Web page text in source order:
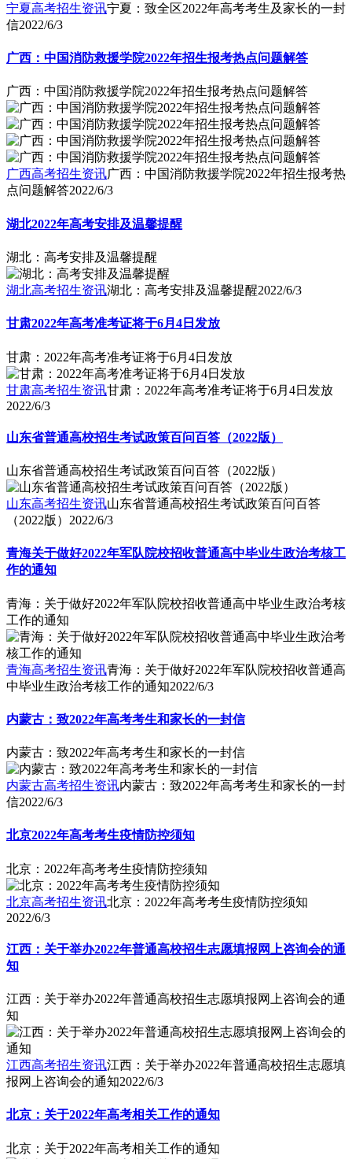
宁夏高考招生资讯宁夏：致全区2022年高考考生及家长的一封
信2022/6/3
广西：中国消防救援学院2022年招生报考热点问题解答
广西：中国消防救援学院2022年招生报考热点问题解答
广西高考招生资讯广西：中国消防救援学院2022年招生报考热
点问题解答2022/6/3
湖北2022年高考安排及温馨提醒
湖北：高考安排及温馨提醒
湖北高考招生资讯湖北：高考安排及温馨提醒2022/6/3
甘肃2022年高考准考证将于6月4日发放
甘肃：2022年高考准考证将于6月4日发放
甘肃高考招生资讯甘肃：2022年高考准考证将于6月4日发放
2022/6/3
山东省普通高校招生考试政策百问百答（2022版）
山东省普通高校招生考试政策百问百答（2022版）
山东高考招生资讯山东省普通高校招生考试政策百问百答
（2022版） 2022/6/3
青海关于做好2022年军队院校招收普通高中毕业生政治考核工
作的通知
青海：关于做好2022年军队院校招收普通高中毕业生政治考核
工作的通知
青海高考招生资讯青海：关于做好2022年军队院校招收普通高
中毕业生政治考核工作的通知2022/6/3
内蒙古：致2022年高考考生和家长的一封信
内蒙古：致2022年高考考生和家长的一封信
内蒙古高考招生资讯内蒙古：致2022年高考考生和家长的一封
信2022/6/3
北京2022年高考考生疫情防控须知
北京：2022年高考考生疫情防控须知
北京高考招生资讯北京：2022年高考考生疫情防控须知
2022/6/3
江西：关于举办2022年普通高校招生志愿填报网上咨询会的通
知
江西：关于举办2022年普通高校招生志愿填报网上咨询会的通
知
江西高考招生资讯江西：关于举办2022年普通高校招生志愿填
报网上咨询会的通知2022/6/3
北京：关于2022年高考相关工作的通知
北京：关于2022年高考相关工作的通知